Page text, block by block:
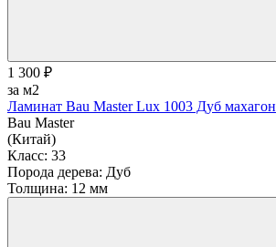
1 300 ₽
за м2
Ламинат Bau Master Lux 1003 Дуб махагон
Bau Master
(Китай)
Класс: 33
Порода дерева: Дуб
Толщина: 12 мм